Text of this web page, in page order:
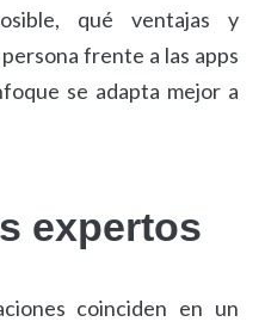
qué ventajas y
frente a las apps
se adapta mejor a
expertos
coinciden en un